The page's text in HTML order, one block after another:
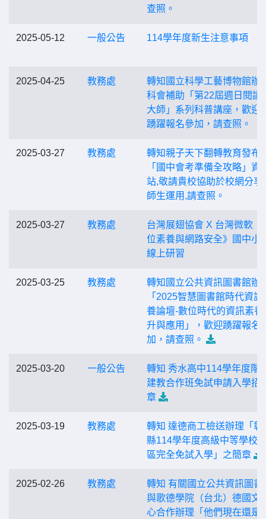
查照。
2025-05-12 一般公告 114學年度新生注意事項
2025-04-25 教務處
轉知國立科學工藝博物館辦
科會補助「第22屆週日閱讀
大師」系列科普講座，歡迎
踴躍報名參加，請查照。
2025-03-27 教務處
轉知親子天下翻轉教育發布
「國中會考準備全攻略」資
站,敬請貴校協助於校網分享
師生運用,請查照。
2025-03-27 教務處
台灣展翅協會 X 台灣微軟
位素養與網路安全》國中小
線上研習
2025-03-25 教務處
轉知國立公共資訊圖書館辦
「2025智慧圖書館時代資訊
養論壇-數位時代的資訊素養
升與應用」，歡迎踴躍報名
加，請查照。
2025-03-20 一般公告
轉知 秀水高中114學年度階
建教合作班免試申請入學招
章
2025-03-19 教務處
轉知 達德商工檢送辦理「彰
縣114學年度高級中等學校
區完全免試入學」之簡章
2025-02-26 教務處
轉知 有關國立公共資訊圖書
與歌德學院（台北）德國文
心合作辦理「他們現在還是